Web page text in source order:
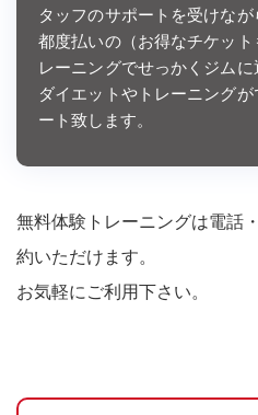
タッフのサポートを受けなが
都度払いの（お得なチケッ
レーニングでせっかくジム
ダイエットやトレーニング
ート致します。
無料体験トレーニングは電話
約いただけます。
お気軽にご利用下さい。